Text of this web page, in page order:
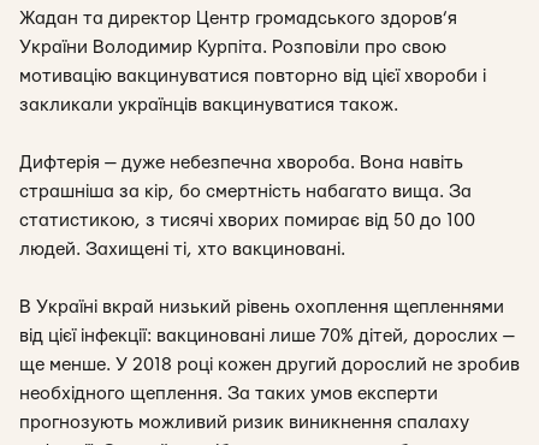
Жадан та директор Центр громадського здоров’я
України Володимир Курпіта. Розповіли про свою
мотивацію вакцинуватися повторно від цієї хвороби і
закликали українців вакцинуватися також.
Дифтерія — дуже небезпечна хвороба. Вона навіть
страшніша за кір, бо смертність набагато вища. За
статистикою, з тисячі хворих помирає від 50 до 100
людей. Захищені ті, хто вакциновані.
В Україні вкрай низький рівень охоплення щепленнями
від цієї інфекції: вакциновані лише 70% дітей, дорослих —
ще менше. У 2018 році кожен другий дорослий не зробив
необхідного щеплення. За таких умов експерти
прогнозують можливий ризик виникнення спалаху